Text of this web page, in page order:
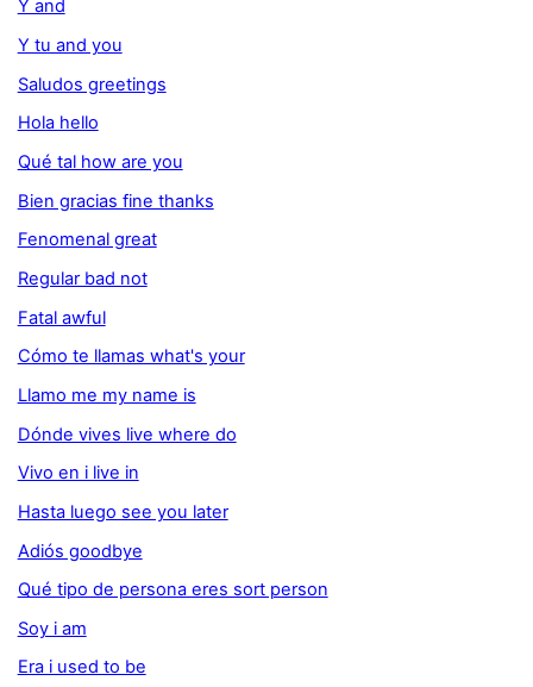
Y and
Y tu and you
Saludos greetings
Hola hello
Qué tal how are you
Bien gracias fine thanks
Fenomenal great
Regular bad not
Fatal awful
Cómo te llamas what's your
Llamo me my name is
Dónde vives live where do
Vivo en i live in
Hasta luego see you later
Adiós goodbye
Qué tipo de persona eres sort person
Soy i am
Era i used to be